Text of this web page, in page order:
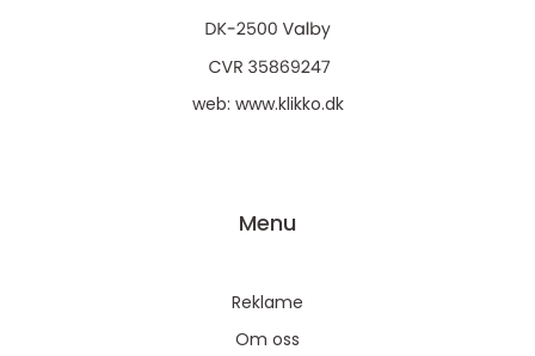
web: www.klikko.dk
Menu
Reklame
Om oss